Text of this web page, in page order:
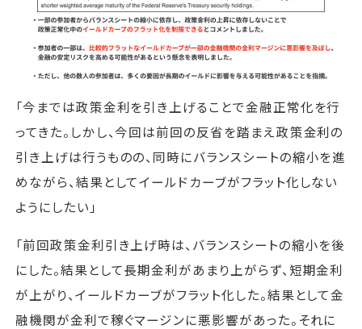
「今までは政策金利を引き上げることで金融正常化を行
ってきた。しかし、今回は前回の反省を踏まえ政策金利の
引き上げは行うものの、同時にバランスシートの縮小を進
めながら、結果としてイールドカーブがフラット化しない
ようにしたい」
「前回政策金利引き上げ時は、バランスシートの縮小を後
にした。結果として長期金利があまり上がらず、短期金利
が上がり、イールドカーブがフラット化した。結果として金
融機関が金利で稼ぐマージンに悪影響があった。それに